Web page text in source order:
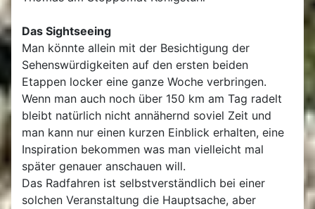
Das Sightseeing
Man könnte allein mit der Besichtigung der
Sehenswürdigkeiten auf den ersten beiden
Etappen locker eine ganze Woche verbringen.
Wenn man auch noch über 150 km am Tag radelt
bleibt natürlich nicht annähernd soviel Zeit und
man kann nur einen kurzen Einblick erhalten, eine
Inspiration bekommen was man vielleicht mal
später genauer anschauen will.
Das Radfahren ist selbstverständlich bei einer
solchen Veranstaltung die Hauptsache, aber